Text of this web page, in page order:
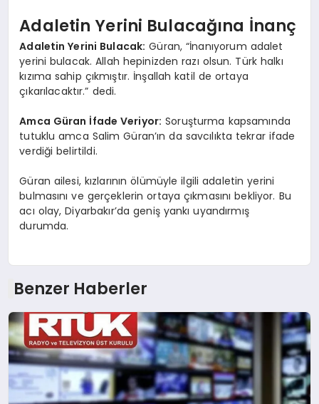
Adaletin Yerini Bulacağına İnanç
Adaletin Yerini Bulacak: Güran, “İnanıyorum adalet
yerini bulacak. Allah hepinizden razı olsun. Türk halkı
kızıma sahip çıkmıştır. İnşallah katil de ortaya
çıkarılacaktır.” dedi.
Amca Güran İfade Veriyor: Soruşturma kapsamında
tutuklu amca Salim Güran’ın da savcılıkta tekrar ifade
verdiği belirtildi.
Güran ailesi, kızlarının ölümüyle ilgili adaletin yerini
bulmasını ve gerçeklerin ortaya çıkmasını bekliyor. Bu
acı olay, Diyarbakır’da geniş yankı uyandırmış
durumda.
Benzer Haberler